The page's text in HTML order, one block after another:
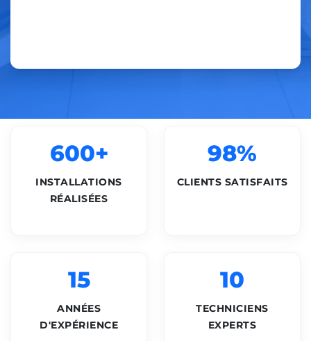
600+
INSTALLATIONS
RÉALISÉES
98%
CLIENTS SATISFAITS
15
ANNÉES
D'EXPÉRIENCE
10
TECHNICIENS
EXPERTS